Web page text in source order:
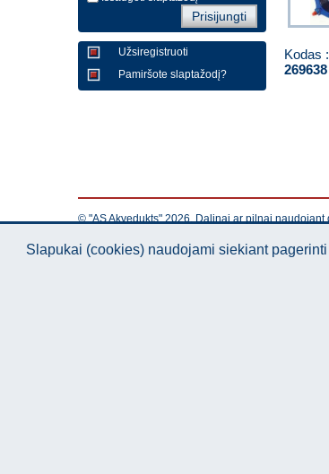
Užsiregistruoti
Pamiršote slaptažodį?
Kodas :
269638
© "AS Akvedukts" 2026. Dalinai ar pilnai
Slapukai (cookies) naudojami siekiant